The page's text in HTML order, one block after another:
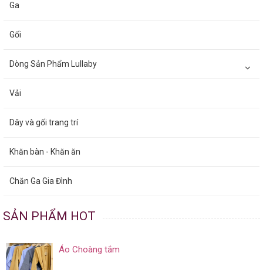
Ga
Gối
Dòng Sản Phẩm Lullaby
Vải
Dây và gối trang trí
Khăn bàn - Khăn ăn
Chăn Ga Gia Đình
SẢN PHẨM HOT
Áo Choàng tắm